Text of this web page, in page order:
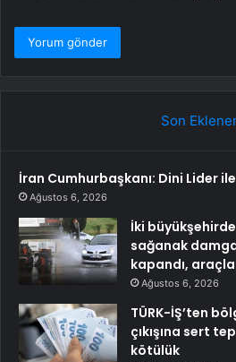
Son
İran Cumhurbaşkanı: Dini Lider
Ağustos 6, 2026
İki
sağanak
kapandı,
Ağustos 6, 2026
TÜRK-İŞ’ten
çıkışına sert
kötülük